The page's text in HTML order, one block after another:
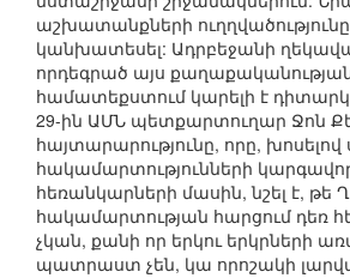
աշխատանքների
կանխատեսել: Ադրբեջանի
որդեգրած այս
համատեքստում կարելի է
29-ին ԱՄՆ պետքարտուղար Ջոն
հայտարարությունը, որը,
հակամարտությունների
հեռանկարների մասին, նշել է,
հակամարտության հարցում դեռ
չկան, քանի որ երկու երկրների
պատրաստ չեն, կա որոշակի